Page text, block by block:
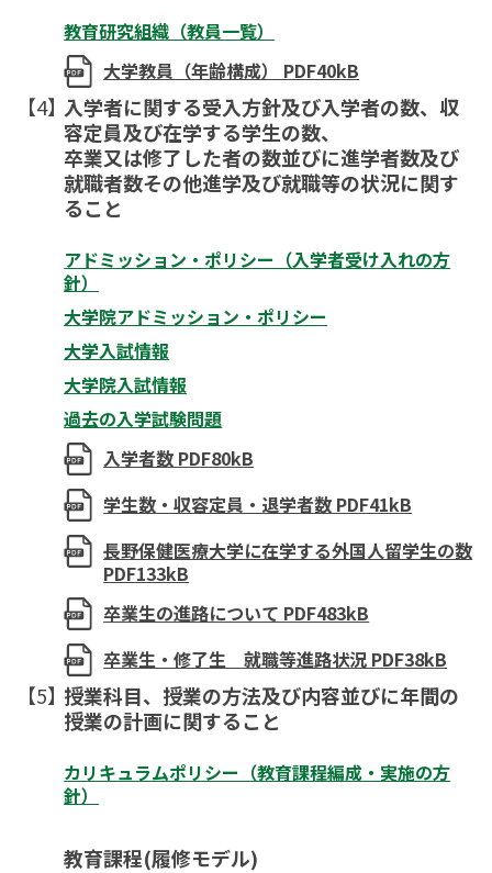
教育研究組織（教員一覧）
大学教員（年齢構成） PDF40kB
入学者に関する受入方針及び入学者の数、収
容定員及び在学する学生の数、
卒業又は修了した者の数並びに進学者数及び
就職者数その他進学及び就職等の状況に関す
ること
アドミッション・ポリシー（入学者受け入れの方
針）
大学院アドミッション・ポリシー
大学入試情報
大学院入試情報
過去の入学試験問題
入学者数 PDF80kB
学生数・収容定員・退学者数 PDF41kB
長野保健医療大学に在学する外国人留学生の数
PDF133kB
卒業生の進路について PDF483kB
卒業生・修了生 就職等進路状況 PDF38kB
授業科目、授業の方法及び内容並びに年間の
授業の計画に関すること
カリキュラムポリシー（教育課程編成・実施の方
針）
教育課程(履修モデル)